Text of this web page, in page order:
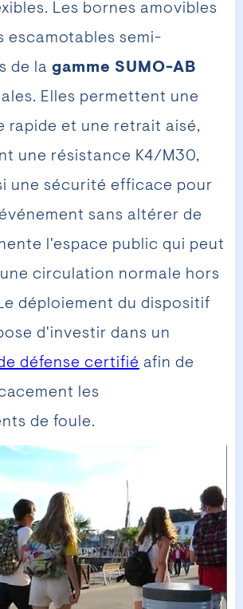
Les bornes amovibles
escamotables semi-
de la gamme SUMO-AB
Elles permettent une
rapide et une retrait aisé,
une résistance K4/M30,
une sécurité efficace pour
sans altérer de
l'espace public qui peut
circulation normale hors
déploiement du dispositif
d'investir dans un
défense certifié afin de
les
de foule.